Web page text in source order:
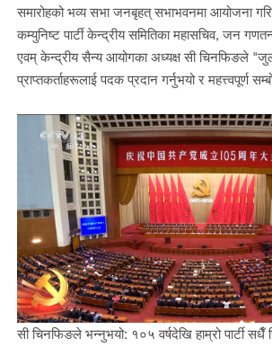
समारोहको भव्य सभा जनबृहत् सभाभवनमा आयोजना
कम्युनिष्ट पार्टी केन्द्रीय समितिका महासचिव, जन
एवम् केन्द्रीय सैन्य आयोगका अध्यक्ष सी चिनफिङले
प्राप्तकर्ताहरूलाई पदक प्रदान गर्नुभयो र महत्त्वपूर्ण
सी चिनफिङले भन्नुभयो: १०५ वर्षदेखि हाम्रो पार्टी सधैँ